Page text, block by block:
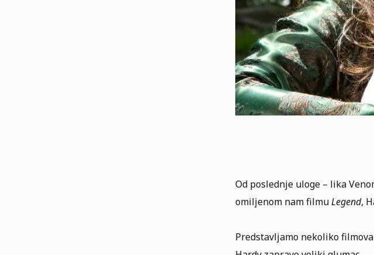
Od poslednje uloge – lika
omiljenom nam filmuLegend,
Predstavljamo nekoliko